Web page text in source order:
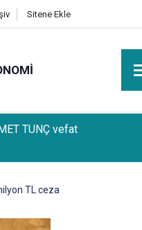
Sitene Ekle
TUNÇ vefat
TL ceza